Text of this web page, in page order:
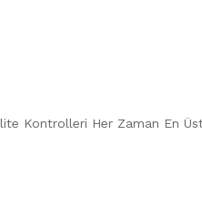
Kontrolleri Her Zaman En Üst